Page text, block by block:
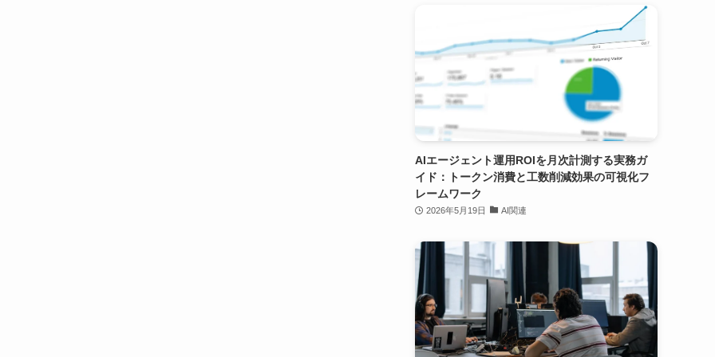
AIエージェント運用ROIを月次計測する実務ガ
イド：トークン消費と工数削減効果の可視化フ
レームワーク
2026年5月19日 AI関連